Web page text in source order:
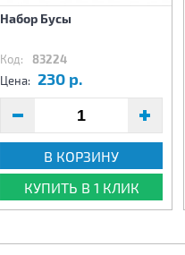
Набор Бусы
Код: 83224
Цена: 230 р.
В КОРЗИНУ
КУПИТЬ В 1 КЛИК